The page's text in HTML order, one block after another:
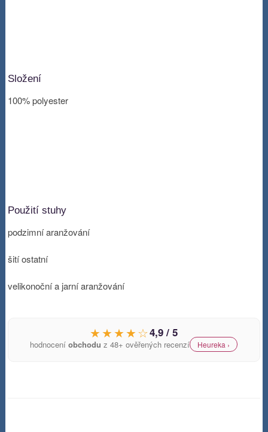
Složení
100% polyester
Použití stuhy
podzimní aranžování
šití ostatní
velikonoční a jarní aranžování
★★★★☆4,9 / 5
hodnoceníobchodu z 48+ ověřených recenzí Heureka ›